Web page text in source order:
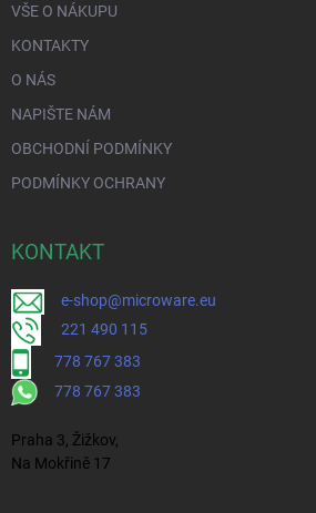
VŠE O NÁKUPU
KONTAKTY
O NÁS
NAPIŠTE NÁM
OBCHODNÍ PODMÍNKY
PODMÍNKY OCHRANY
KONTAKT
e-shop@microware.eu
221 490 115
778 767 383
778 767 383
Praha 3, Žižkov,
Na Mokřině 17